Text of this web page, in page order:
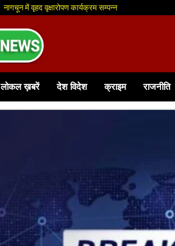
नागचून में वृहद वृक्षारोपण कार्यक्रम सम्पन्न
लोकल ख़बरें देश विदेश क्राइम राजनीति